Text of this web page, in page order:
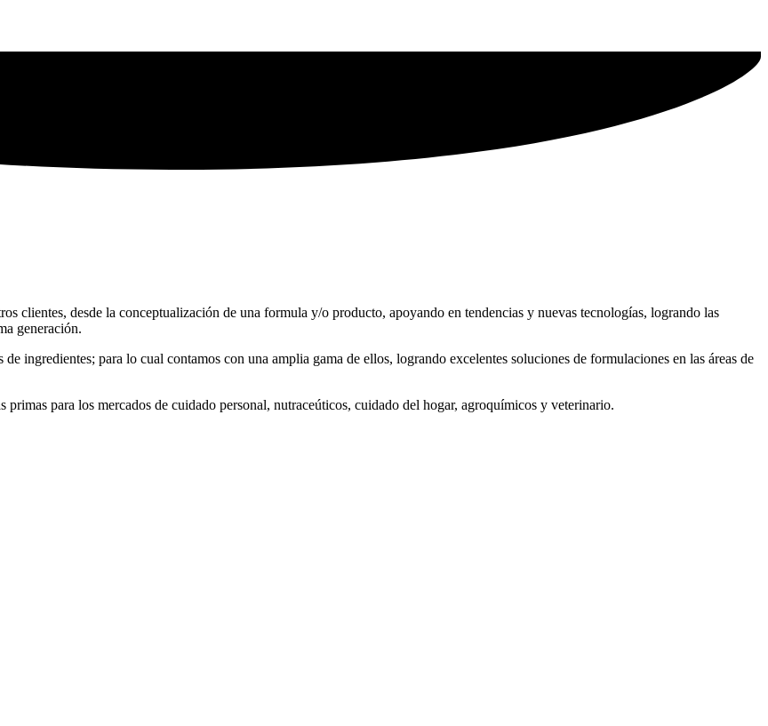
clientes, desde la conceptualización de una formula y/o producto, apoyando en tendencias y nuevas tecnologías, logrando las
generación.
de ingredientes; para lo cual contamos con una amplia gama de ellos, logrando excelentes soluciones de formulaciones en las áreas de
para los mercados de cuidado personal, nutraceúticos, cuidado del hogar, agroquímicos y veterinario.